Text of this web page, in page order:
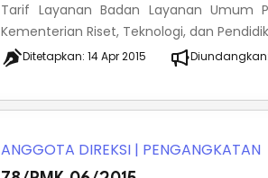
Penghargaan
Tarif Layanan Badan Layanan Umum
Kementerian Riset, Teknologi, dan
Ditetapkan:14 Apr 2015
ANGGOTA DIREKSI | PENGANGKATAN